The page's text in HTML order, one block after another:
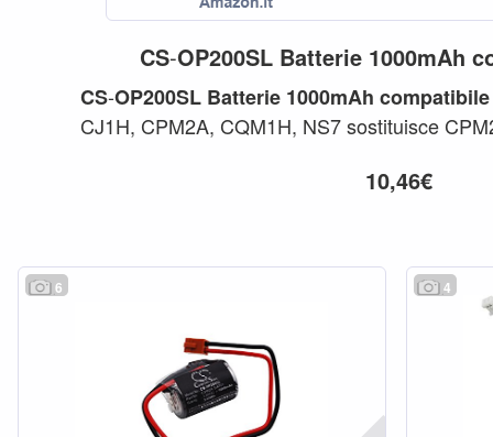
CS-OP200SL Batterie 1000mAh
CS-OP200SL Batterie 1000mAh compatibile
CJ1H, CPM2A, CQM1H, NS7 sostituisce
10,46€
6 4